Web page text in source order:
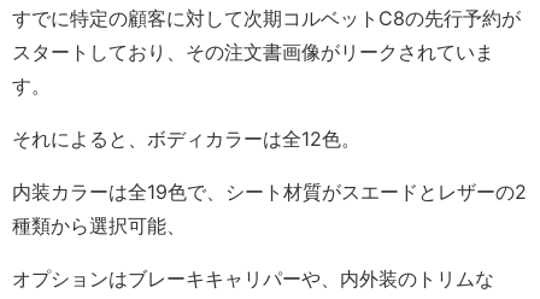
すでに特定の顧客に対して次期コルベットC8の先行予約が
スタートしており、その注文書画像がリークされていま
す。
それによると、ボディカラーは全12色。
内装カラーは全19色で、シート材質がスエードとレザーの2
種類から選択可能、
オプションはブレーキキャリパーや、内外装のトリムな